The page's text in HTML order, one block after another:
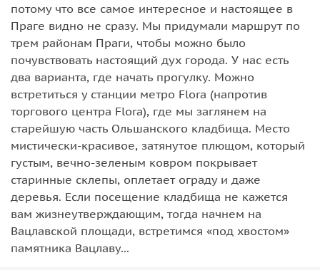
потому что все самое интересное и настоящее в
Праге видно не сразу. Мы придумали маршрут по
трем районам Праги, чтобы можно было
почувствовать настоящий дух города. У нас есть
два варианта, где начать прогулку. Можно
встретиться у станции метро Flora (напротив
торгового центра Flora), где мы заглянем на
старейшую часть Ольшанского кладбища. Место
мистически-красивое, затянутое плющом, который
густым, вечно-зеленым ковром покрывает
старинные склепы, оплетает ограду и даже
деревья. Если посещение кладбища не кажется
вам жизнеутверждающим, тогда начнем на
Вацлавской площади, встретимся «под хвостом»
памятника Вацлаву...